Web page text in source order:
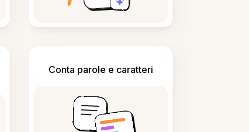
Conta parole e caratteri